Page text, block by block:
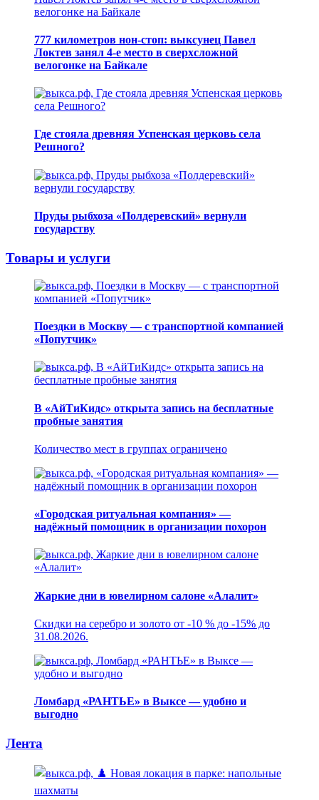
777 километров нон-стоп: выксунец Павел
Локтев занял 4-е место в сверхсложной
велогонке на Байкале
Где стояла древняя Успенская церковь села
Решного?
Пруды рыбхоза «Полдеревский» вернули
государству
Товары и услуги
Поездки в Москву — с транспортной компанией
«Попутчик»
В «АйТиКидс» открыта запись на бесплатные
пробные занятия
Количество мест в группах ограничено
«Городская ритуальная компания» —
надёжный помощник в организации похорон
Жаркие дни в ювелирном салоне «Алалит»
Скидки на серебро и золото от -10 % до -15% до
31.08.2026.
Ломбард «РАНТЬЕ» в Выксе — удобно и
выгодно
Лента